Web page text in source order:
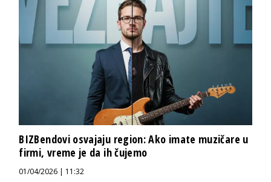
BIZBendovi osvajaju region: Ako imate muzičare u
firmi, vreme je da ih čujemo
01/04/2026 | 11:32